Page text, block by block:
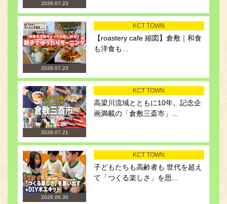
2026.07.23
2026.07.23
KCT TOWN
【roastery cafe 縮図】倉敷｜和食
も洋食も...
2026.07.21
KCT TOWN
高梁川流域とともに10年。記念企
画満載の「倉敷三斎市」...
2026.06.30
KCT TOWN
子どもたちも高齢者も 世代を超え
て「つくる楽しさ」を思...